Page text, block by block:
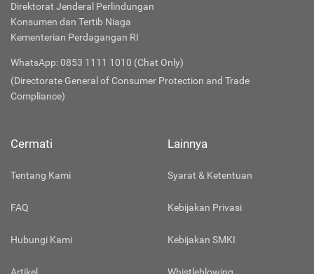
Direktorat Jenderal Perlindungan
Konsumen dan Tertib Niaga
Kementerian Perdagangan RI
WhatsApp: 0853 1111 1010 (Chat Only)
(Directorate General of Consumer Protection and Trade
Compliance)
Cermati
Tentang Kami
FAQ
Hubungi Kami
Lainnya
Syarat & Ketentuan
Kebijakan Privasi
Kebijakan SMKI